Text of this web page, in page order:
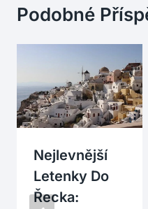
Podobné
Nejlevnější
Letenky Do
Řecka: